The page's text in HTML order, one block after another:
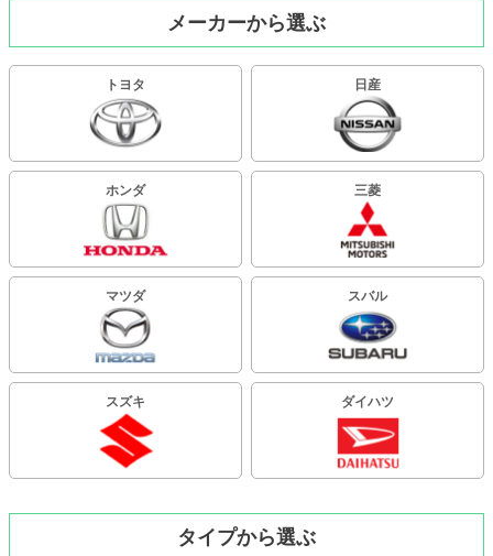
メーカーから選ぶ
トヨタ 日産
ホンダ 三菱
マツダ スバル
スズキ ダイハツ
タイプから選ぶ